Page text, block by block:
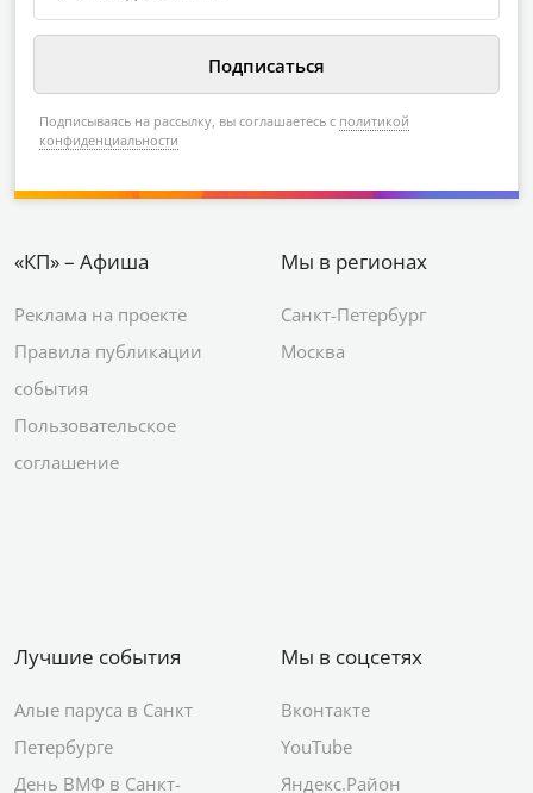
Подписываясь на рассылку, вы соглашаетесь с политикой
конфиденциальности
«КП» – Афиша
Реклама на проекте
Правила публикации
события
Пользовательское
соглашение
Мы в регионах
Санкт-Петербург
Москва
Лучшие события
Алые паруса в Санкт
Петербурге
День ВМФ в Санкт-
Мы в соцсетях
Вконтакте
YouTube
Яндекс.Район